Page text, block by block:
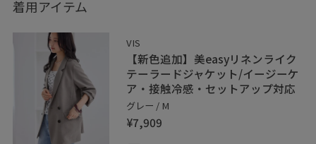
ご覧いただきありがとうございます ♡
インスタもやってます ☺︎︎︎︎
_na_a_03
是非こちらのフォローもお願いいたします ！
着用アイテム
VIS
【新色追加】美easyリネンライク
テーラードジャケット/イージーケ
ア・接触冷感・セットアップ対応
グレー / M
¥7,909